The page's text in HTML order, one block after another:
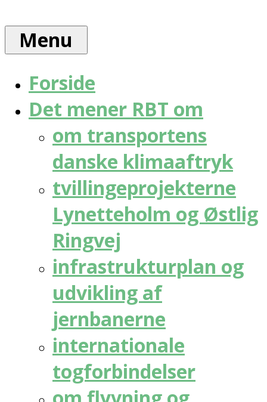
content
for
bæredygtig
trafik
Menu
Forside
Det mener RBT om
om transportens
danske klimaaftryk
tvillingeprojekterne
Lynetteholm og Østlig
Ringvej
infrastrukturplan og
udvikling af
jernbanerne
internationale
togforbindelser